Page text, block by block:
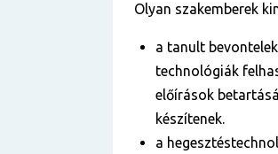
Olyan szakemberek
a tanult
technológiák
előírások
készítenek.
a